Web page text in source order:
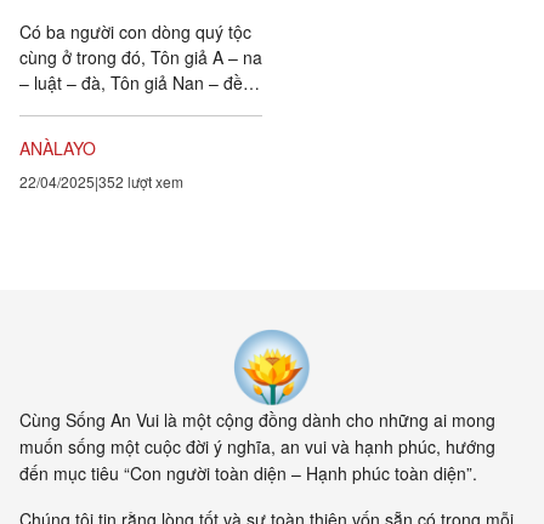
Có ba người con dòng quý tộc
cùng ở trong đó, Tôn giả A – na
– luật – đà, Tôn giả Nan – đề,
ANÀLAYO
22/04/2025 352 lượt xem
Cùng Sống An Vui là một cộng đồng dành cho những ai mong
muốn sống một cuộc đời ý nghĩa, an vui và hạnh phúc, hướng
đến mục tiêu “Con người toàn diện – Hạnh phúc toàn diện”.
Chúng tôi tin rằng lòng tốt và sự toàn thiện vốn sẵn có trong mỗi